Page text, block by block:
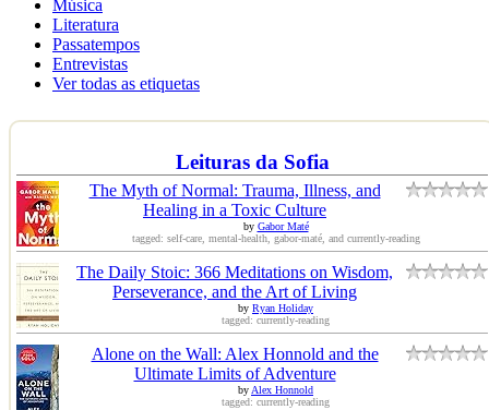
Música
Literatura
Passatempos
Entrevistas
Ver todas as etiquetas
Leituras da Sofia
The Myth of Normal: Trauma, Illness, and
Healing in a Toxic Culture
by Gabor Maté
tagged: self-care, mental-health, gabor-maté, and currently-reading
The Daily Stoic: 366 Meditations on Wisdom,
Perseverance, and the Art of Living
by Ryan Holiday
tagged: currently-reading
Alone on the Wall: Alex Honnold and the
Ultimate Limits of Adventure
byAlex Honnold
tagged: currently-reading